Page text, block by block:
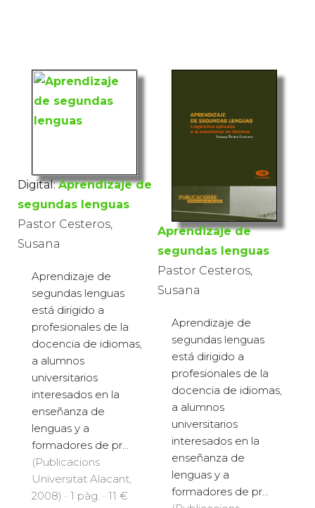
Digital: Aprendizaje de
segundas lenguas
Pastor Cesteros,
Susana
Aprendizaje de
segundas lenguas
está dirigido a
profesionales de la
docencia de idiomas,
a alumnos
universitarios
interesados en la
enseñanza de
lenguas y a
formadores de pr...
(Publicacions
Universitat Alacant,
2008) · 1 pàg. · 11 €
Aprendizaje de
segundas lenguas
Pastor Cesteros,
Susana
Aprendizaje de
segundas lenguas
está dirigido a
profesionales de la
docencia de idiomas,
a alumnos
universitarios
interesados en la
enseñanza de
lenguas y a
formadores de pr...